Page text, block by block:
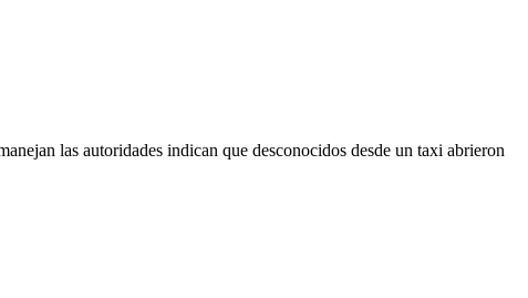
las autoridades indican que desconocidos desde un taxi abrieron